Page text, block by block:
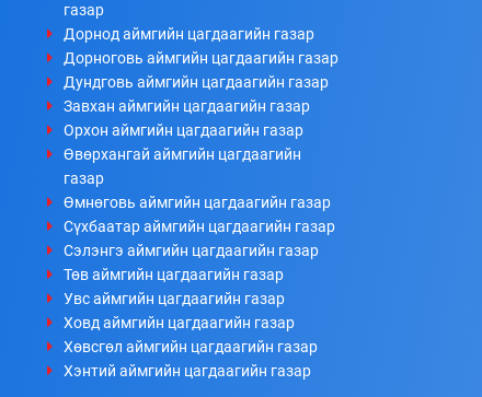
Ахлагч Э.Бумбаяр
болзол хангалаа
газар
Дорнод аймгийн цагдаагийн газар
Дорноговь аймгийн цагдаагийн газар
Дундговь аймгийн цагдаагийн газар
Завхан аймгийн цагдаагийн газар
Орхон аймгийн цагдаагийн газар
Өвөрхангай аймгийн цагдаагийн
газар
Өмнөговь аймгийн цагдаагийн газар
Сүхбаатар аймгийн цагдаагийн газар
Сэлэнгэ аймгийн цагдаагийн газар
Төв аймгийн цагдаагийн газар
Увс аймгийн цагдаагийн газар
Ховд аймгийн цагдаагийн газар
Хөвсгөл аймгийн цагдаагийн газар
Хэнтий аймгийн цагдаагийн газар